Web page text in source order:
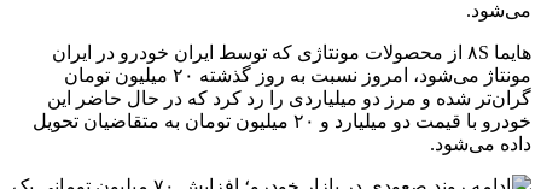
می‌شود.
هایما ۸S از محصولات مونتاژی که توسط ایران خودرو در ایران
مونتاژ می‌شود، امروز نسبت به روز گذشته ۲۰ میلیون تومان
گران‌تر شده و مرز دو میلیاردی را رد کرد که در حال حاضر این
خودرو با قیمت دو میلیارد و ۲۰ میلیون تومان به متقاضیان تحویل
داده می‌شود.